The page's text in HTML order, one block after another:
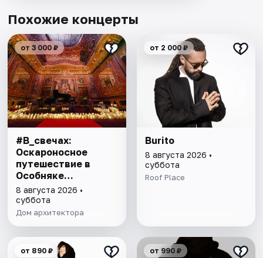
Похожие концерты
от 3 000 ₽
#В_свечах:
Оскароносное
путешествие в
Особняке
Половцова
8 августа 2026 •
суббота
Дом архитектора
от 2 000 ₽
Burito
8 августа 2026 •
суббота
Roof Place
от 890 ₽ от 990 ₽